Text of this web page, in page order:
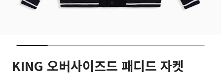
KING 오버사이즈드 패디드 자켓